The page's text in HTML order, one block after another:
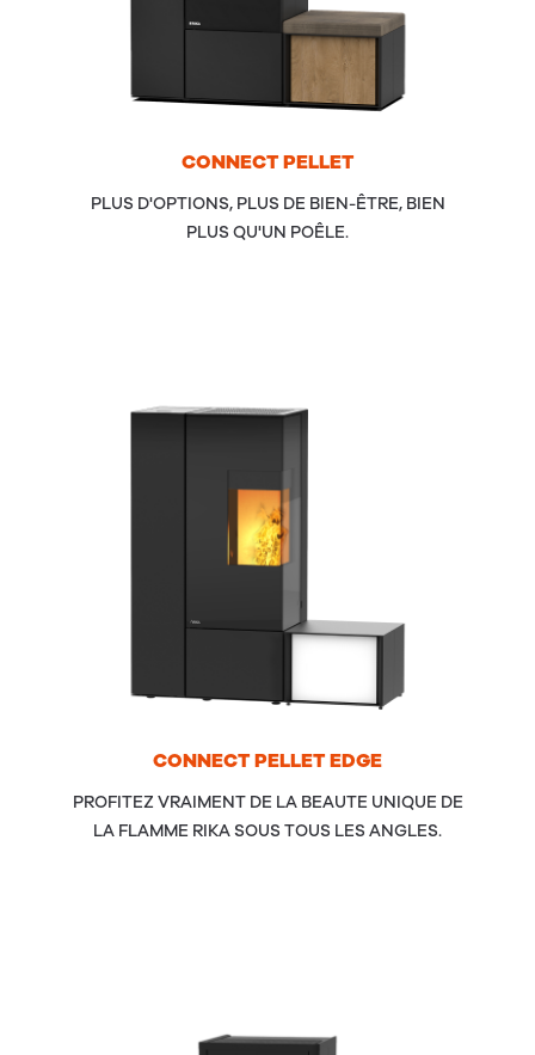
CON­NECTPEL­LET
PLUS D'OPTIONS, PLUS DE BIEN-ÊTRE, BIEN
PLUS QU'UN POÊLE.
CON­NECTPEL­LETEDGE
PROFITEZ VRAIMENT DE LA BEAUTE UNIQUE DE
LA FLAMME RIKA SOUS TOUS LES ANGLES.